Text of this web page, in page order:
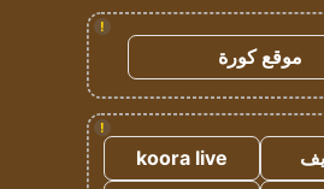
!
موقع كورة
!
koora live